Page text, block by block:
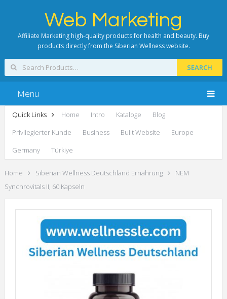
Web Marketing
Affiliate Marketing high-quality products for health and beauty. Buy
products directly from the Siberian Wellness website.
SEARCH
Menu
Quick Links Home Intro Kataloge
Blog
Privilegierter Kunde
Business Built Website
Europe
Germany
Türkiye
Home Siberian Wellness Deutschland Ernährung
NEM
Synchrovitals II, 60 Kapseln